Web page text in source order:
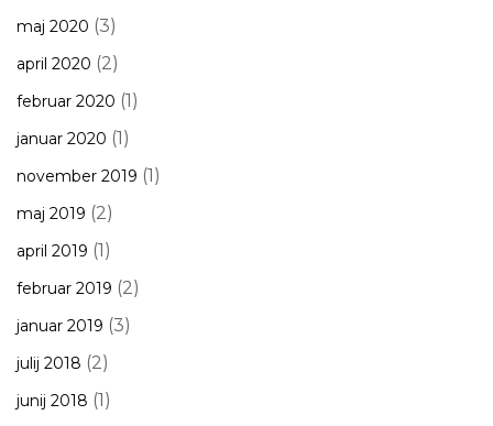
maj 2020 (3)
april 2020 (2)
februar 2020 (1)
januar 2020 (1)
november 2019 (1)
maj 2019 (2)
april 2019 (1)
februar 2019 (2)
januar 2019 (3)
julij 2018 (2)
junij 2018 (1)